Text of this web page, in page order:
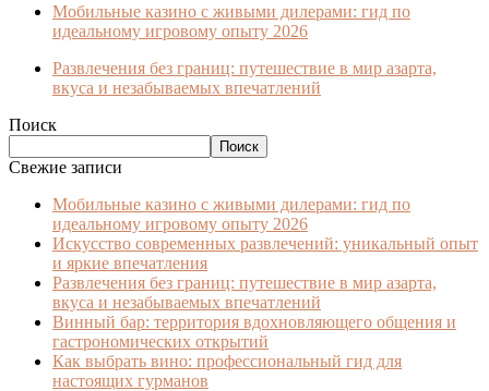
Мобильные казино с живыми дилерами: гид по
идеальному игровому опыту 2026
Развлечения без границ: путешествие в мир азарта,
вкуса и незабываемых впечатлений
Поиск
Поиск
Свежие записи
Мобильные казино с живыми дилерами: гид по
идеальному игровому опыту 2026
Искусство современных развлечений: уникальный опыт
и яркие впечатления
Развлечения без границ: путешествие в мир азарта,
вкуса и незабываемых впечатлений
Винный бар: территория вдохновляющего общения и
гастрономических открытий
Как выбрать вино: профессиональный гид для
настоящих гурманов